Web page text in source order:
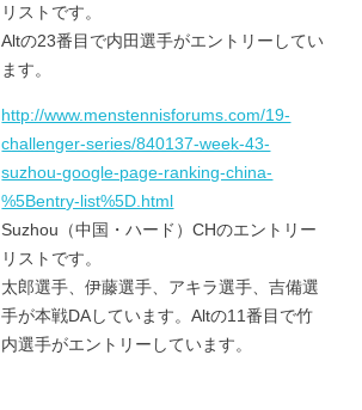
リストです。
Altの23番目で内田選手がエントリーしてい
ます。
http://www.menstennisforums.com/19-
challenger-series/840137-week-43-
suzhou-google-page-ranking-china-
%5Bentry-list%5D.html
Suzhou（中国・ハード）CHのエントリー
リストです。
太郎選手、伊藤選手、アキラ選手、吉備選
手が本戦DAしています。Altの11番目で竹
内選手がエントリーしています。